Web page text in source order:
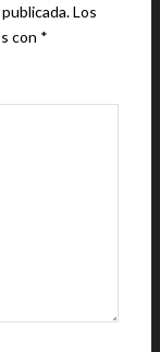
Los
con *